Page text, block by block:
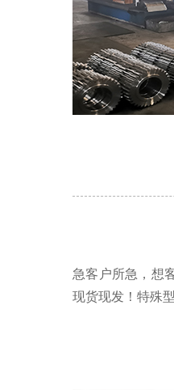
急客户所急，想
现货现发！特殊